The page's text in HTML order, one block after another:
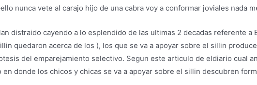
nunca vete al carajo hijo de una cabra voy a conformar joviales nada
distraido cayendo a lo esplendido de las ultimas 2 decadas referente a
quedaron acerca de los ), los que se va a apoyar sobre el silli­n
del emparejamiento selectivo. Segun este articulo de eldiario cual
donde los chicos y chicas se va a apoyar sobre el silli­n descubren